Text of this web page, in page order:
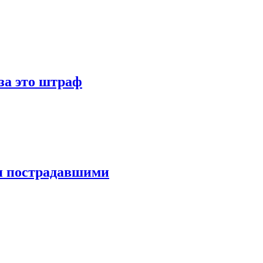
это штраф
пострадавшими